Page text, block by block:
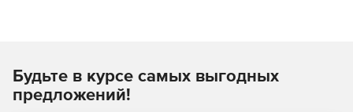
обширной библиотеки при запуске нового
дизайна. Kendo UI позволяет экономить время,
интегрируя компоненты для обработки всех ключевых
Будьте в курсе самых выгодных
предложений!